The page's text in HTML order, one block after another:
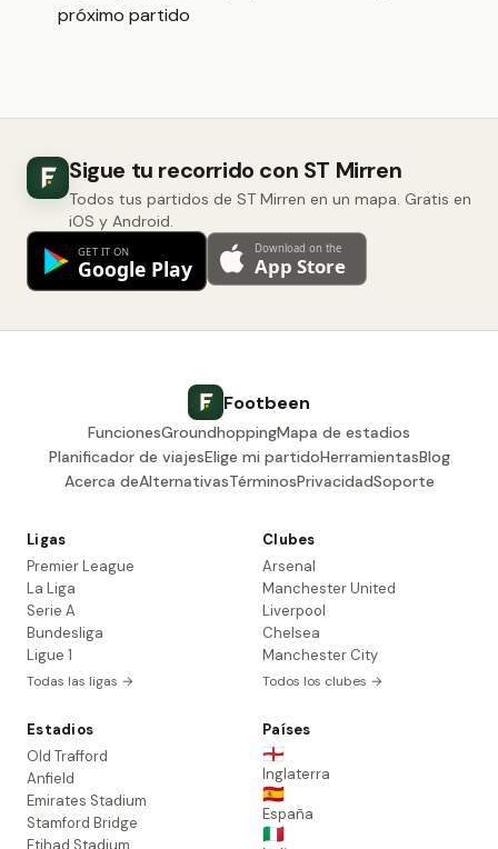
próximo partido
Sigue tu recorrido con ST Mirren
Todos tus partidos de ST Mirren en un mapa. Gratis en
iOS y Android.
Footbeen
FuncionesGroundhoppingMapa de estadios
Planificador de viajesElige mi partidoHerramientasBlog
Acerca deAlternativasTérminosPrivacidadSoporte
Ligas
Premier League
La Liga
Serie A
Bundesliga
Ligue 1
Todas las ligas →
Clubes
Arsenal
Manchester United
Liverpool
Chelsea
Manchester City
Todos los clubes →
Estadios
Old Trafford
Anfield
Emirates Stadium
Stamford Bridge
Etihad Stadium
Países
🏴󠁧󠁢󠁥󠁮󠁧󠁿
Inglaterra
🇪🇸
España
🇮🇹